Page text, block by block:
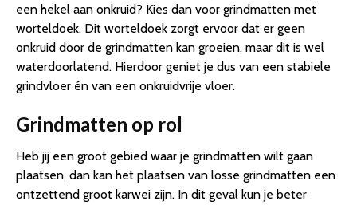
een hekel aan onkruid? Kies dan voor grindmatten met
worteldoek. Dit worteldoek zorgt ervoor dat er geen
onkruid door de grindmatten kan groeien, maar dit is wel
waterdoorlatend. Hierdoor geniet je dus van een stabiele
grindvloer én van een onkruidvrije vloer.
Grindmatten op rol
Heb jij een groot gebied waar je grindmatten wilt gaan
plaatsen, dan kan het plaatsen van losse grindmatten een
ontzettend groot karwei zijn. In dit geval kun je beter